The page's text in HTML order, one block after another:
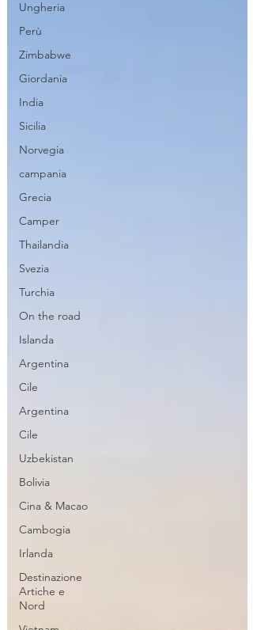
Ungheria
Perù
Zimbabwe
Giordania
India
Sicilia
Norvegia
campania
Grecia
Camper
Thailandia
Svezia
Turchia
On the road
Islanda
Argentina
Cile
Argentina
Cile
Uzbekistan
Bolivia
Cina & Macao
Cambogia
Irlanda
Destinazione
Artiche e
Nord